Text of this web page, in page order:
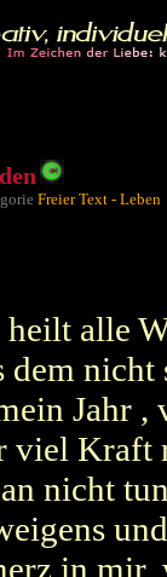
Freier Text - Leben
alle
nicht
Jahr ,
viel Kraft
nicht
in mir,